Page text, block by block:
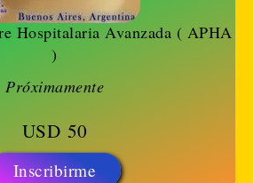
Hospitalaria Avanzada ( APHA
)
Próximamente
USD 50
Inscribirme